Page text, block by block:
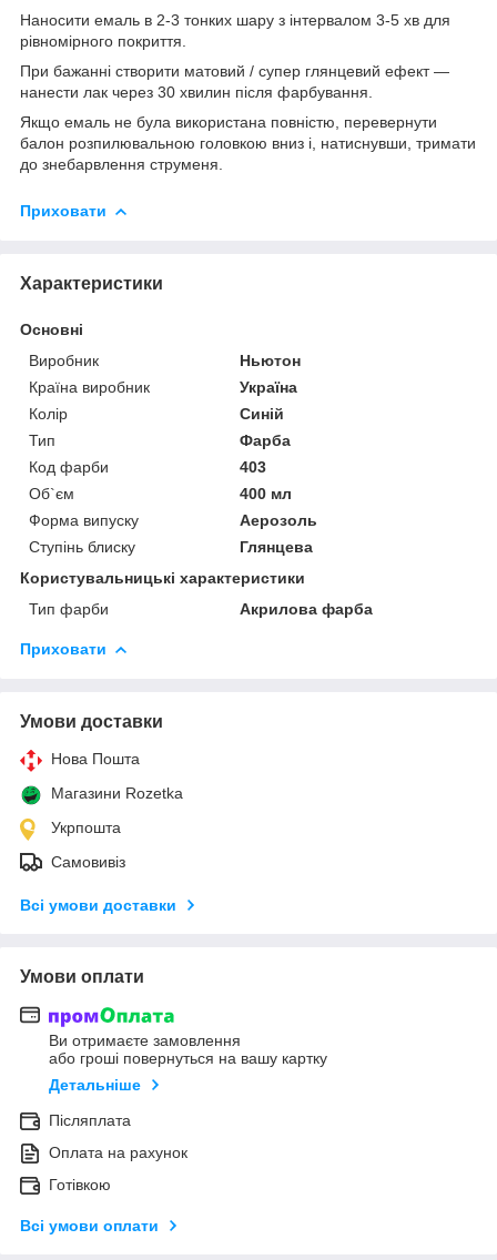
Наносити емаль в 2-3 тонких шару з інтервалом 3-5 хв для
рівномірного покриття.
При бажанні створити матовий / супер глянцевий ефект —
нанести лак через 30 хвилин після фарбування.
Якщо емаль не була використана повністю, перевернути
балон розпилювальною головкою вниз і, натиснувши, тримати
до знебарвлення струменя.
Приховати
Характеристики
Основні
Виробник
Ньютон
Країна виробник
Україна
Колір
Синій
Тип
Фарба
Код фарби
403
Об`єм
400 мл
Форма випуску
Аерозоль
Ступінь блиску
Глянцева
Користувальницькі характеристики
Тип фарби
Акрилова фарба
Приховати
Умови доставки
Нова Пошта
Магазини Rozetka
Укрпошта
Самовивіз
Всі умови доставки
Умови оплати
Ви отримаєте замовлення
або гроші повернуться на вашу картку
Детальніше
Післяплата
Оплата на рахунок
Готівкою
Всі умови оплати